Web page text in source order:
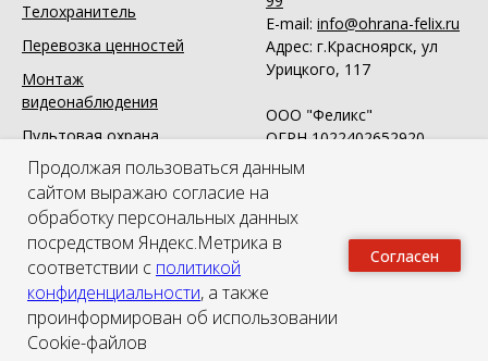
Продолжая пользоваться данным
сайтом выражаю согласие на
обработку персональных данных
посредством Яндекс.Метрика в
соответствии с политикой
конфиденциальности, а также
проинформирован об использовании
Cookie-файлов
Согласен
Телохранитель
Перевозка ценностей
Монтаж
видеонаблюдения
Пультовая охрана
Охрана массовых
мероприятий
Системы контроля
доступа
Детектор лжи
99
E-mail: info@ohrana-felix.ru
Адрес: г.Красноярск, ул
Урицкого, 117
ООО "Феликс"
ОГРН 1022402652920
ИНН 2466043934